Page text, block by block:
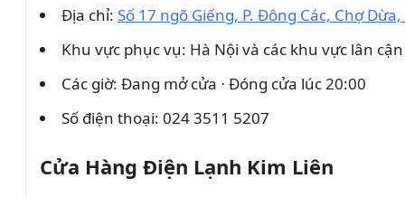
Địa chỉ: Số 17 ngõ Giếng, P. Đông Các, Chợ
Khu vực phục vụ: Hà Nội và các khu vực lân cận
Các giờ: Đang mở cửa ⋅ Đóng cửa lúc 20:00
Số điện thoại: 024 3511 5207
Cửa Hàng Điện Lạnh Kim Liên